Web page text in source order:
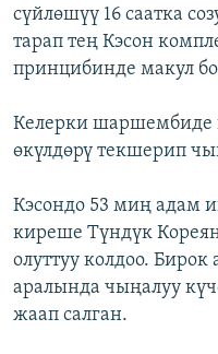
сүйлөшүү 16 саатка
тарап тең Кэсон
принцибинде макул
Келерки шаршембиде
өкүлдөрү текшерип
Кэсондо 53 миң адам
киреше Түндүк
олуттуу колдоо.
аралында чыңалуу
жаап салган.